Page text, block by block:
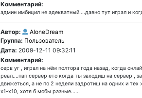
Комментарий:
админ имбицил не адекватный....давно тут играл и
Автор:
AloneDream
Группа: Пользователь
Дата: 2009-12-11 09:32:11
Комментарий:
серв уг , играл на нём полтора года назад, когда
реал....пвп сервер ето когда ты заходиш на сервер ,
движеться, а не по 2 недели задротиш на одних и
х1-х10, хотя б мобы разные......